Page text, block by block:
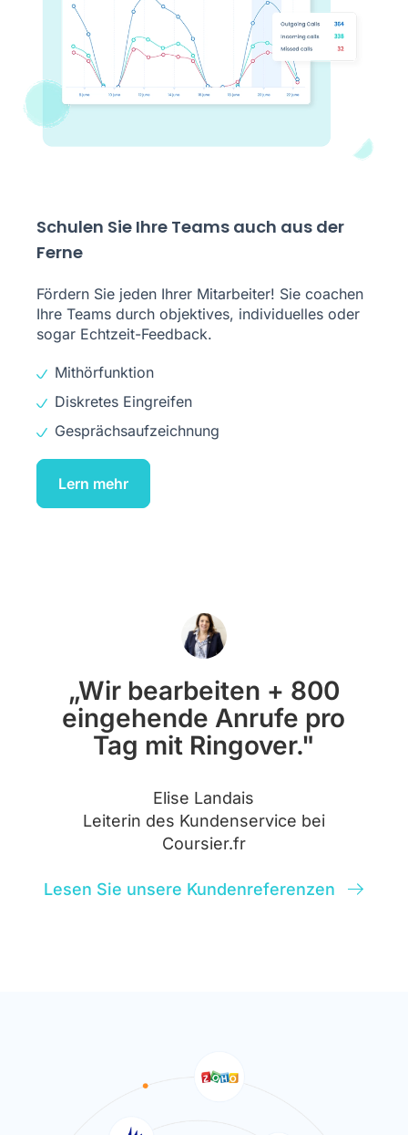
Schulen Sie Ihre Teams auch aus der
Ferne
Fördern Sie jeden Ihrer Mitarbeiter! Sie coachen
Ihre Teams durch objektives, individuelles oder
sogar Echtzeit-Feedback.
Mithörfunktion
Diskretes Eingreifen
Gesprächsaufzeichnung
Lern mehr
„Wir bearbeiten + 800
eingehende Anrufe pro
Tag mit Ringover."
Elise Landais
Leiterin des Kundenservice bei
Coursier.fr
Lesen Sie unsere Kundenreferenzen